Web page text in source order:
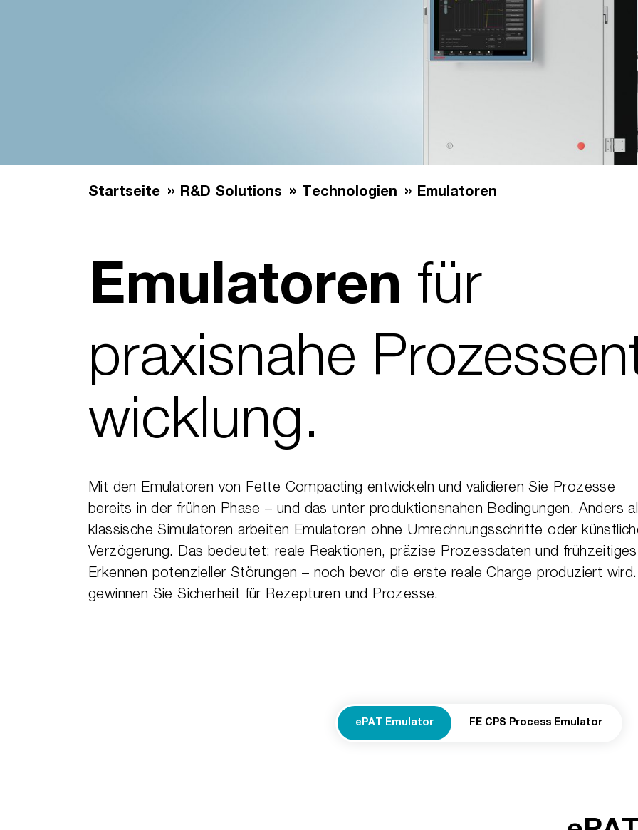
Startseite R&D Solutions Technologien Emulatoren
Emulatoren für
praxisnahe
wicklung.
Mit den Emulatoren von Fette Compacting entwickeln und validieren Sie Prozesse
bereits in der frühen Phase – und das unter produktionsnahen Bedingungen. Anders
klassische Simulatoren arbeiten Emulatoren ohne Umrechnungsschritte oder
Verzögerung. Das bedeutet: reale Reaktionen, präzise Prozessdaten und frühzeitiges
Erkennen potenzieller Störungen – noch bevor die erste reale Charge produziert
gewinnen Sie Sicherheit für Rezepturen und Prozesse.
ePAT Emulator FE CPS Process Emulator